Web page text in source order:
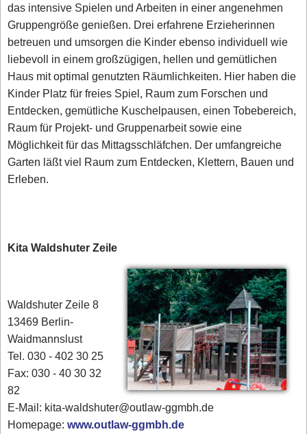
das intensive Spielen und Arbeiten in einer angenehmen
Gruppengröße genießen. Drei erfahrene Erzieherinnen
betreuen und umsorgen die Kinder ebenso individuell wie
liebevoll in einem großzügigen, hellen und gemütlichen
Haus mit optimal genutzten Räumlichkeiten. Hier haben die
Kinder Platz für freies Spiel, Raum zum Forschen und
Entdecken, gemütliche Kuschelpausen, einen Tobebereich,
Raum für Projekt- und Gruppenarbeit sowie eine
Möglichkeit für das Mittagsschläfchen. Der umfangreiche
Garten läßt viel Raum zum Entdecken, Klettern, Bauen und
Erleben.
Kita Waldshuter Zeile
Waldshuter Zeile 8
13469 Berlin-
Waidmannslust
Tel. 030 - 402 30 25
Fax: 030 - 40 30 32
82
E-Mail: kita-waldshuter@outlaw-ggmbh.de
Homepage:www.outlaw-ggmbh.de